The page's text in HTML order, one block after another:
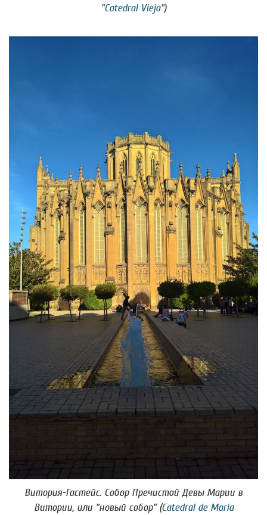
"Catedral Vieja")
Витория-Гастейс. Собор Пречистой Девы Марии в
Витории, или "новый собор" (Catedral de María